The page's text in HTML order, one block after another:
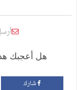
هل أعجبك
شارك